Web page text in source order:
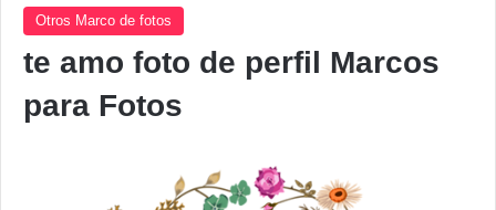
Otros Marco de fotos
te amo foto de perfil Marcos
para Fotos